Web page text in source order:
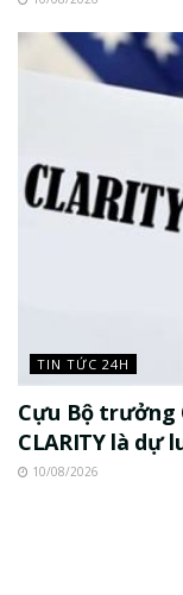
TIN TỨC 24H
Cựu Bộ trưởng
CLARITY là dự
10/08/2026